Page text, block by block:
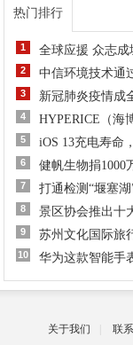
热门排行
1 全球应援 众志成
2 中信环境技术通
3 新冠肺炎疫情成
4 HYPERICE（海
5 iOS 13充电寿命
6 健帆生物捐1000
7 打通检测“堰塞
8 景区协会推出十
9 苏州文化国际旅
10 华为这款智能手
关于我们 联